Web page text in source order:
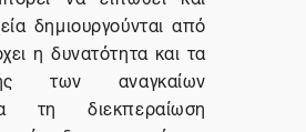
δημιουργούνται από
η δυνατότητα και τα
των αναγκαίων
τη διεκπεραίωση